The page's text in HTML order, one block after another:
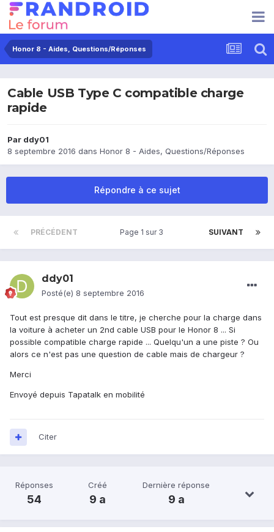
Honor 8 - Aides, Questions/Réponses
Cable USB Type C compatible charge
rapide
Par ddy01
8 septembre 2016 dans Honor 8 - Aides, Questions/Réponses
Répondre à ce sujet
PRÉCÉDENT SUIVANT
Page 1 sur 3
ddy01
Posté(e) 8 septembre 2016
Tout est presque dit dans le titre, je cherche pour la charge dans
la voiture à acheter un 2nd cable USB pour le Honor 8 ... Si
possible compatible charge rapide ... Quelqu'un a une piste ? Ou
alors ce n'est pas une question de cable mais de chargeur ?
Merci
Envoyé depuis Tapatalk en mobilité
Citer
Réponses
54
Créé
9 a
Dernière réponse
9 a